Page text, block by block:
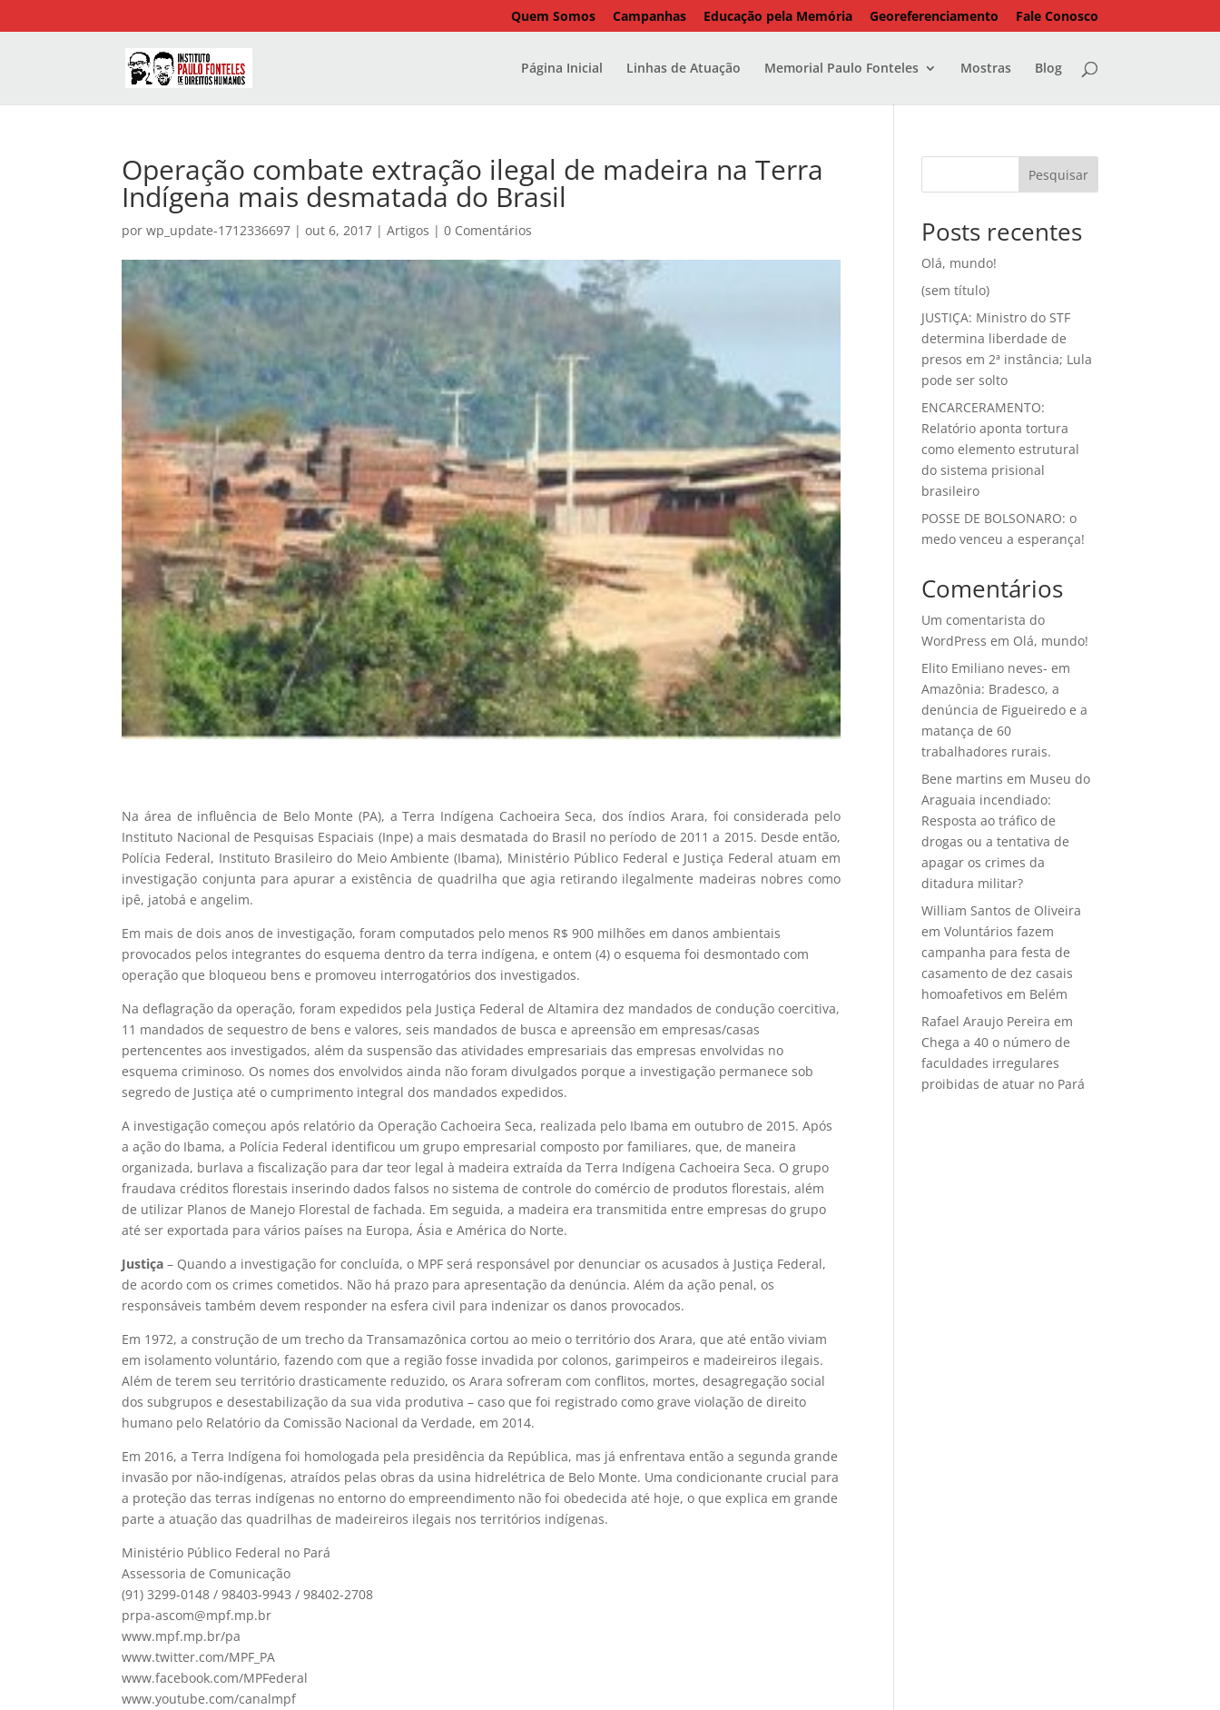
Quem Somos Campanhas Educação pela Memória Georeferenciamento Fale Conosco
Página Inicial Linhas de Atuação Memorial Paulo Fonteles Mostras Blog
Operação combate extração ilegal de madeira na Terra
Indígena mais desmatada do Brasil
porwp_update-1712336697 |out 6, 2017 |Artigos |0 Comentários
Na área de influência de Belo Monte (PA), a Terra Indígena Cachoeira Seca, dos índios Arara, foi considerada pelo
Instituto Nacional de Pesquisas Espaciais (Inpe) a mais desmatada do Brasil no período de 2011 a 2015. Desde então,
Polícia Federal, Instituto Brasileiro do Meio Ambiente (Ibama), Ministério Público Federal e Justiça Federal atuam em
investigação conjunta para apurar a existência de quadrilha que agia retirando ilegalmente madeiras nobres como
ipê, jatobá e angelim.
Em mais de dois anos de investigação, foram computados pelo menos R$ 900 milhões em danos ambientais
provocados pelos integrantes do esquema dentro da terra indígena, e ontem (4) o esquema foi desmontado com
operação que bloqueou bens e promoveu interrogatórios dos investigados.
Na deflagração da operação, foram expedidos pela Justiça Federal de Altamira dez mandados de condução coercitiva,
11 mandados de sequestro de bens e valores, seis mandados de busca e apreensão em empresas/casas
pertencentes aos investigados, além da suspensão das atividades empresariais das empresas envolvidas no
esquema criminoso. Os nomes dos envolvidos ainda não foram divulgados porque a investigação permanece sob
segredo de Justiça até o cumprimento integral dos mandados expedidos.
A investigação começou após relatório da Operação Cachoeira Seca, realizada pelo Ibama em outubro de 2015. Após
a ação do Ibama, a Polícia Federal identificou um grupo empresarial composto por familiares, que, de maneira
organizada, burlava a fiscalização para dar teor legal à madeira extraída da Terra Indígena Cachoeira Seca. O grupo
fraudava créditos florestais inserindo dados falsos no sistema de controle do comércio de produtos florestais, além
de utilizar Planos de Manejo Florestal de fachada. Em seguida, a madeira era transmitida entre empresas do grupo
até ser exportada para vários países na Europa, Ásia e América do Norte.
Justiça – Quando a investigação for concluída, o MPF será responsável por denunciar os acusados à Justiça Federal,
de acordo com os crimes cometidos. Não há prazo para apresentação da denúncia. Além da ação penal, os
responsáveis também devem responder na esfera civil para indenizar os danos provocados.
Em 1972, a construção de um trecho da Transamazônica cortou ao meio o território dos Arara, que até então viviam
em isolamento voluntário, fazendo com que a região fosse invadida por colonos, garimpeiros e madeireiros ilegais.
Além de terem seu território drasticamente reduzido, os Arara sofreram com conflitos, mortes, desagregação social
dos subgrupos e desestabilização da sua vida produtiva – caso que foi registrado como grave violação de direito
humano pelo Relatório da Comissão Nacional da Verdade, em 2014.
Em 2016, a Terra Indígena foi homologada pela presidência da República, mas já enfrentava então a segunda grande
invasão por não-indígenas, atraídos pelas obras da usina hidrelétrica de Belo Monte. Uma condicionante crucial para
a proteção das terras indígenas no entorno do empreendimento não foi obedecida até hoje, o que explica em grande
parte a atuação das quadrilhas de madeireiros ilegais nos territórios indígenas.
Ministério Público Federal no Pará
Assessoria de Comunicação
(91) 3299-0148 / 98403-9943 / 98402-2708
prpa-ascom@mpf.mp.br
www.mpf.mp.br/pa
www.twitter.com/MPF_PA
www.facebook.com/MPFederal
www.youtube.com/canalmpf
Pesquisar
Posts recentes
Olá, mundo!
(sem título)
JUSTIÇA: Ministro do STF
determina liberdade de
presos em 2ª instância; Lula
pode ser solto
ENCARCERAMENTO:
Relatório aponta tortura
como elemento estrutural
do sistema prisional
brasileiro
POSSE DE BOLSONARO: o
medo venceu a esperança!
Comentários
Um comentarista do
WordPress em Olá, mundo!
Elito Emiliano neves- em
Amazônia: Bradesco, a
denúncia de Figueiredo e a
matança de 60
trabalhadores rurais.
Bene martins em Museu do
Araguaia incendiado:
Resposta ao tráfico de
drogas ou a tentativa de
apagar os crimes da
ditadura militar?
William Santos de Oliveira
emVoluntários fazem
campanha para festa de
casamento de dez casais
homoafetivos em Belém
Rafael Araujo Pereira em
Chega a 40 o número de
faculdades irregulares
proibidas de atuar no Pará